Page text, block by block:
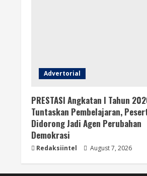
Advertorial
PRESTASI Angkatan I Tahun
Tuntaskan Pembelajaran,
Didorong Jadi Agen Perubahan
Demokrasi
Redaksiintel August 7, 2026